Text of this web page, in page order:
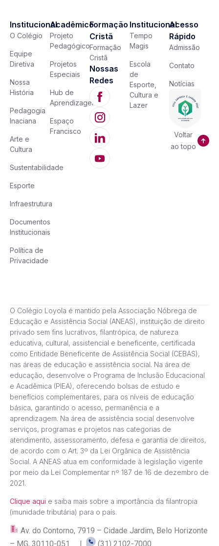
Institucional
O Colégio
Equipe
Diretiva
Nossa
História
Pedagogia
Inaciana
Arte e
Cultura
Sustentabilidade
Esporte
Infraestrutura
Documentos
Institucionais
Política de
Privacidade
Acadêmico
Projeto
Pedagógico
Projetos
Especiais
Hub de
Aprendizagem
Espaço
Francisco
Formação
Cristã
Formação
Cristã
Nossas
Redes
Institucional
Tempo
Magis
Escola
de
Esporte,
Cultura e
Lazer
Acesso
Rápido
Admissão
Contato
Notícias
Voltar
ao topo
O Colégio Loyola é mantido pela Associação Nóbrega de
Educação e Assistência Social (ANEAS), instituição de direito
privado sem fins lucrativos, filantrópica, de natureza
educativa, cultural, assistencial e beneficente, certificada
como Entidade Beneficente de Assistência Social (CEBAS),
nas áreas de educação e assistência social. Na área de
educação, desenvolve o Programa de Inclusão Educacional
e Acadêmica (PIEA), oferecendo bolsas de estudo e
benefícios complementares, para os níveis de educação
básica, garantindo o acesso, permanência e a
aprendizagem. Na área de assistência social desenvolve
serviços, programas e projetos nas categorias de
atendimento, assessoramento, defesa e garantia de direitos,
de acordo com o Art. 3º da Lei Orgânica de Assistência
Social. A ANEAS atua em conformidade à legislação vigente
por meio da Lei Complementar nº 187 de 16 de dezembro de
2021.
Clique aqui e saiba mais sobre a importância da filantropia
(imunidade tributária) para o país.
Av. do Contorno, 7919 – Cidade Jardim, Belo Horizonte
– MG, 30110-051 |
(31) 2102-7000